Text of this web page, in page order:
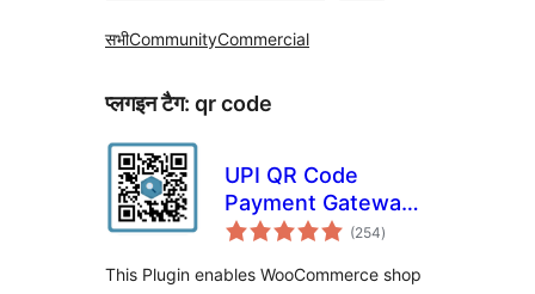
सभीCommunityCommercial
प्लगइन टैग: qr code
UPI QR Code
Payment Gateway
for WooCommerce
(254कुल
दर)
This Plugin enables WooCommerce shop